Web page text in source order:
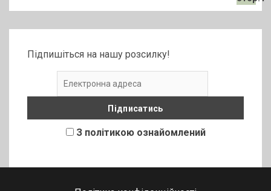
Підпишіться на нашу розсилку!
З політикою ознайомлений